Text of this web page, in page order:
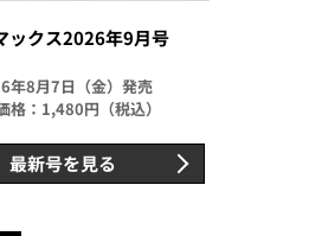
ックス2026年9月号
年8月7日（金）発売
格：1,480円（税込）
最新号を見る